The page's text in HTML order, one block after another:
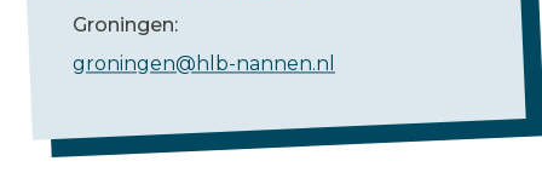
Groningen:
groningen@hlb-nannen.nl